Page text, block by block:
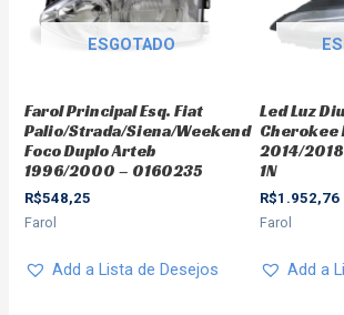
ESGOTADO
Farol Principal Esq. Fiat
Palio/Strada/Siena/Weekend
Foco Duplo Arteb
1996/2000 – 0160235
R$548,25
Farol
Add a Lista de Desejos
Led Luz
Cherokee
2014/
1N
R$1.952,76
Farol
Add a